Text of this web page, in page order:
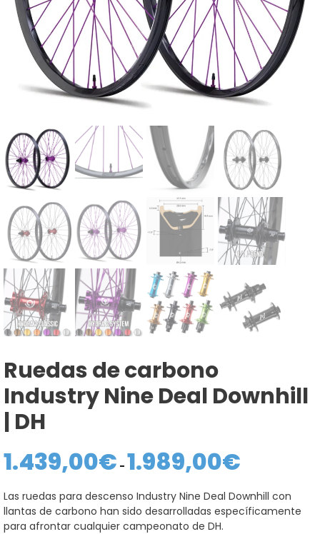
Ruedas de carbono
Industry Nine Deal Downhill
| DH
1.439,00€ - 1.989,00€
desde
1.439,00€
hasta
Las ruedas para descenso Industry Nine Deal Downhill con
llantas de carbono han sido desarrolladas específicamente
para afrontar cualquier campeonato de DH.